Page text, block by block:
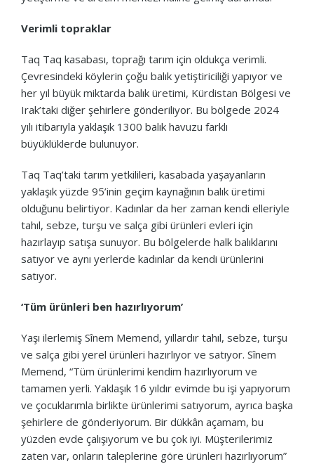
Verimli topraklar
Taq Taq kasabası, toprağı tarım için oldukça verimli.
Çevresindeki köylerin çoğu balık yetiştiriciliği yapıyor ve
her yıl büyük miktarda balık üretimi, Kürdistan Bölgesi ve
Irak’taki diğer şehirlere gönderiliyor. Bu bölgede 2024
yılı itibarıyla yaklaşık 1300 balık havuzu farklı
büyüklüklerde bulunuyor.
Taq Taq’taki tarım yetkilileri, kasabada yaşayanların
yaklaşık yüzde 95’inin geçim kaynağının balık üretimi
olduğunu belirtiyor. Kadınlar da her zaman kendi elleriyle
tahıl, sebze, turşu ve salça gibi ürünleri evleri için
hazırlayıp satışa sunuyor. Bu bölgelerde halk balıklarını
satıyor ve aynı yerlerde kadınlar da kendi ürünlerini
satıyor.
‘Tüm ürünleri ben hazırlıyorum’
Yaşı ilerlemiş Sînem Memend, yıllardır tahıl, sebze, turşu
ve salça gibi yerel ürünleri hazırlıyor ve satıyor. Sînem
Memend, “Tüm ürünlerimi kendim hazırlıyorum ve
tamamen yerli. Yaklaşık 16 yıldır evimde bu işi yapıyorum
ve çocuklarımla birlikte ürünlerimi satıyorum, ayrıca başka
şehirlere de gönderiyorum. Bir dükkân açamam, bu
yüzden evde çalışıyorum ve bu çok iyi. Müşterilerimiz
zaten var, onların taleplerine göre ürünleri hazırlıyorum”